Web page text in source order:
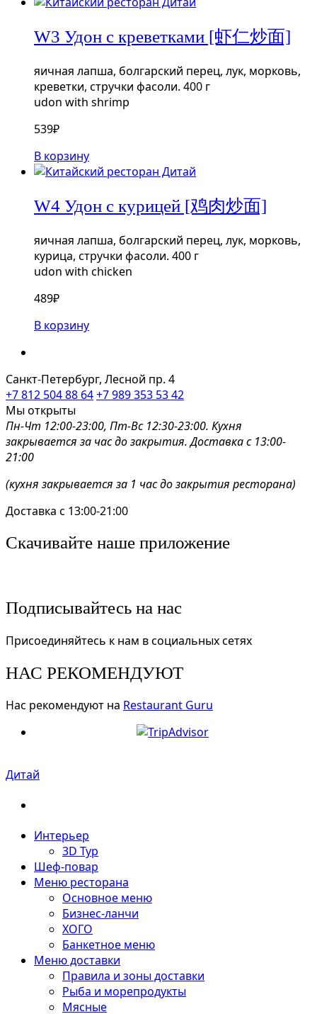
W3 Удон с креветками [虾仁炒面]
яичная лапша, болгарский перец, лук, морковь,
креветки, стручки фасоли. 400 г
udon with shrimp
539₽
В корзину
W4 Удон с курицей [鸡肉炒面]
яичная лапша, болгарский перец, лук, морковь,
курица, стручки фасоли. 400 г
udon with chicken
489₽
В корзину
Санкт-Петербург, Лесной пр. 4
+7 812 504 88 64+7 989 353 53 42
Мы открыты
Пн-Чт 12:00-23:00, Пт-Вс 12:30-23:00. Кухня
закрывается за час до закрытия. Доставка с 13:00-
21:00
(кухня закрывается за 1 час до закрытия ресторана)
Доставка с 13:00-21:00
Скачивайте наше приложение
Подписывайтесь на нас
Присоединяйтесь к нам в социальных сетях
НАС РЕКОМЕНДУЮТ
Нас рекомендуют на Restaurant Guru
Дитай
Интерьер
3D Тур
Шеф-повар
Меню ресторана
Основное меню
Бизнес-ланчи
ХОГО
Банкетное меню
Меню доставки
Правила и зоны доставки
Рыба и морепродукты
Мясные